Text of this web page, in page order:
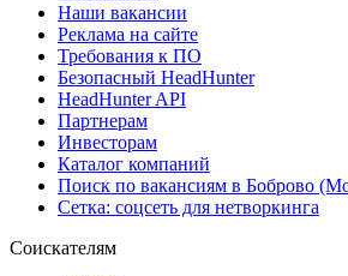
Наши вакансии
Реклама на сайте
Требования к ПО
Безопасный HeadHunter
HeadHunter API
Партнерам
Инвесторам
Каталог компаний
Поиск по вакансиям в Боброво
Сетка: соцсеть для нетворкинга
Соискателям